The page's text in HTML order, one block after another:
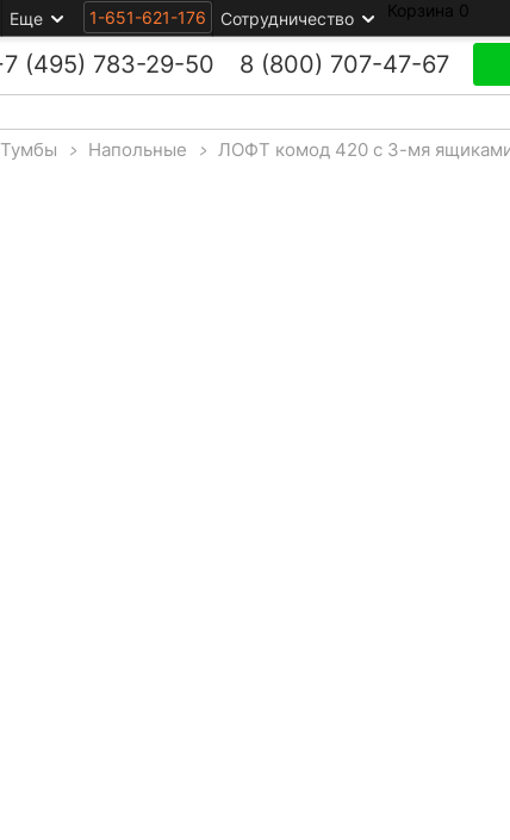
Еще 1-651-621-176 Сотрудничество Корзина 0
(495) 783-29-50 8 (800) 707-47-67
Тумбы > Напольные > ЛОФТ комод 420 с 3-мя